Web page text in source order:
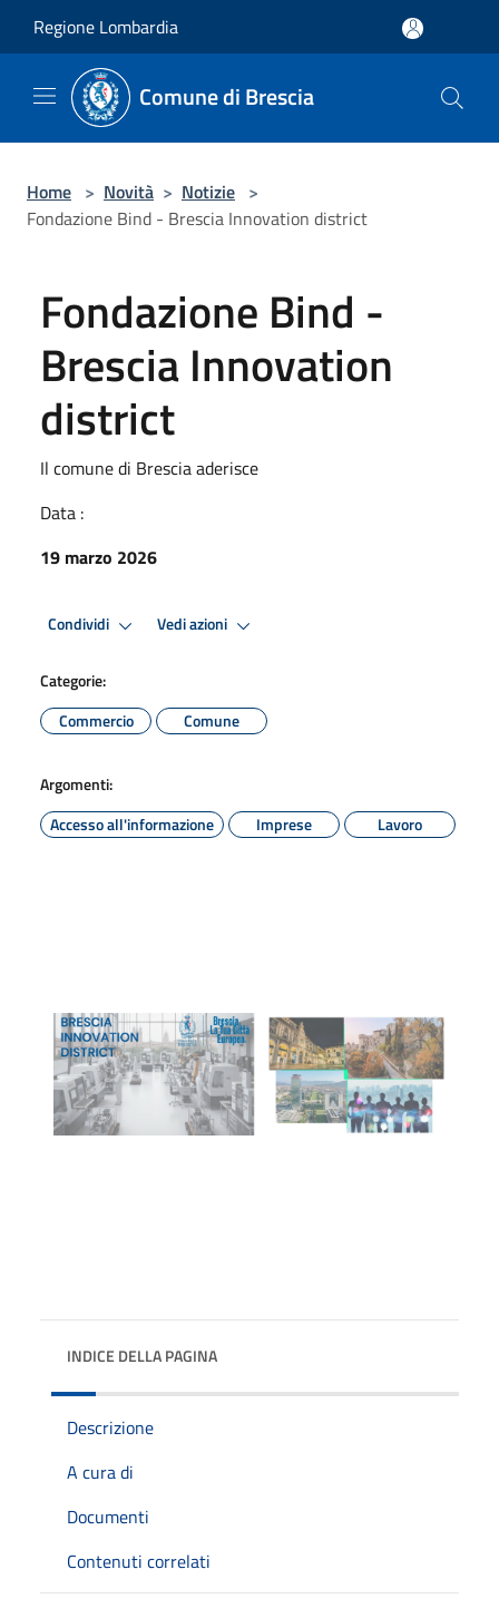
Regione Lombardia
Comune di Brescia
Home > Novità > Notizie >
Fondazione Bind - Brescia Innovation district
Fondazione Bind -
Brescia Innovation
district
Il comune di Brescia aderisce
Data :
19 marzo 2026
Condividi Vedi azioni
Categorie:
Commercio
Comune
Argomenti:
Accesso all'informazione
Imprese Lavoro
INDICE DELLA PAGINA
Descrizione
A cura di
Documenti
Contenuti correlati